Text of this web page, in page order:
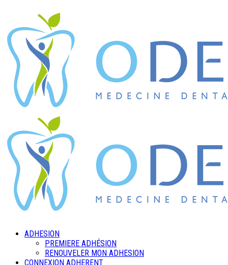
ADHESION
PREMIERE ADHÉSION
RENOUVELER MON ADHESION
CONNEXION ADHERENT